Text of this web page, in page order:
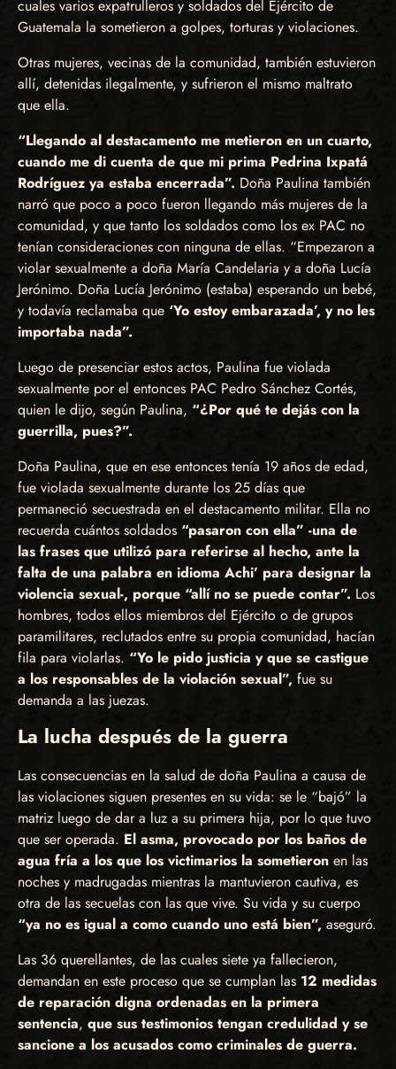
cuales varios expatrulleros y soldados del Ejército de
Guatemala la sometieron a golpes, torturas y violaciones.
Otras mujeres, vecinas de la comunidad, también estuvieron
allí, detenidas ilegalmente, y sufrieron el mismo maltrato
que ella.
“Llegando al destacamento me metieron en un cuarto,
cuando me di cuenta de que mi prima Pedrina Ixpatá
Rodríguez ya estaba encerrada”. Doña Paulina también
narró que poco a poco fueron llegando más mujeres de la
comunidad, y que tanto los soldados como los ex PAC no
tenían consideraciones con ninguna de ellas. “Empezaron a
violar sexualmente a doña María Candelaria y a doña Lucía
Jerónimo. Doña Lucía Jerónimo (estaba) esperando un bebé,
y todavía reclamaba que ‘Yo estoy embarazada’, y no les
importaba nada”.
Luego de presenciar estos actos, Paulina fue violada
sexualmente por el entonces PAC Pedro Sánchez Cortés,
quien le dijo, según Paulina, “¿Por qué te dejás con la
guerrilla, pues?”.
Doña Paulina, que en ese entonces tenía 19 años de edad,
fue violada sexualmente durante los 25 días que
permaneció secuestrada en el destacamento militar. Ella no
recuerda cuántos soldados “pasaron con ella” -una de
las frases que utilizó para referirse al hecho, ante la
falta de una palabra en idioma Achi’ para designar la
violencia sexual-, porque “allí no se puede contar”. Los
hombres, todos ellos miembros del Ejército o de grupos
paramilitares, reclutados entre su propia comunidad, hacían
fila para violarlas. “Yo le pido justicia y que se castigue
a los responsables de la violación sexual”, fue su
demanda a las juezas.
La lucha después de la guerra
Las consecuencias en la salud de doña Paulina a causa de
las violaciones siguen presentes en su vida: se le “bajó” la
matriz luego de dar a luz a su primera hija, por lo que tuvo
que ser operada. El asma, provocado por los baños de
agua fría a los que los victimarios la sometieron en las
noches y madrugadas mientras la mantuvieron cautiva, es
otra de las secuelas con las que vive. Su vida y su cuerpo
“ya no es igual a como cuando uno está bien”, aseguró.
Las 36 querellantes, de las cuales siete ya fallecieron,
demandan en este proceso que se cumplan las 12 medidas
de reparación digna ordenadas en la primera
sentencia, que sus testimonios tengan credulidad y se
sancione a los acusados como criminales de guerra.